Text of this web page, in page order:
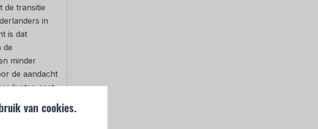
van cookies.
de transitie
in
is dat
de
minder
de aandacht
gaat.
rol om